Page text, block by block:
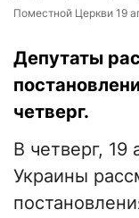
Поместной Церкви 19
Депутаты
четверг.
В четверг, 19
Украины